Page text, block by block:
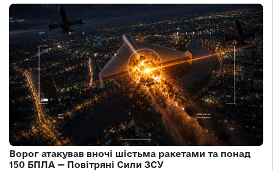
Ворог атакував вночі шістьма ракетами та понад
150 БПЛА — Повітряні Сили ЗСУ